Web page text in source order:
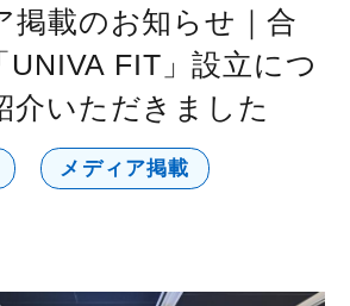
掲載のお知らせ｜合
UNIVA FIT」設立につ
介いただきました
メディア掲載